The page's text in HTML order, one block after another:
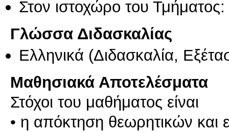
Στον ιστοχώρο του Τμήματος:
Γλώσσα Διδασκαλίας
Ελληνικά (Διδασκαλία,
Μαθησιακά Αποτελέσματα
Στόχοι του μαθήματος είναι
• η απόκτηση θεωρητικών